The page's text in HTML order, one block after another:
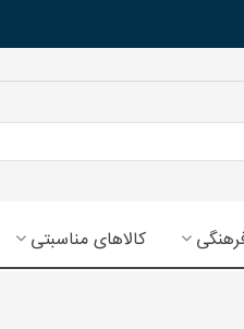
کالاهای مناسبتی